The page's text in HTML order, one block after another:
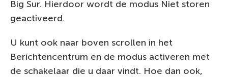
Big Sur. Hierdoor wordt de modus Niet storen
geactiveerd.
U kunt ook naar boven scrollen in het
Berichtencentrum en de modus activeren met
de schakelaar die u daar vindt. Hoe dan ook,